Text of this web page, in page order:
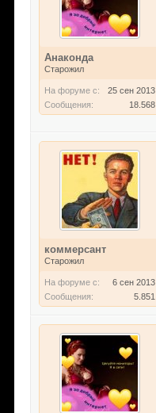
Анаконда
Старожил
На форуме с:
25 сен 2013
Сообщения:
18.568
коммерсант
Старожил
На форуме с:
6 сен 2013
Сообщения:
5.851